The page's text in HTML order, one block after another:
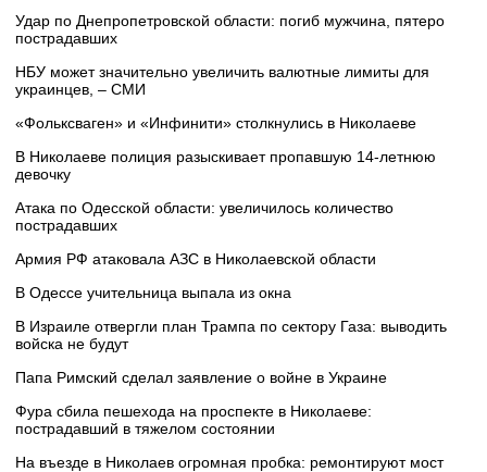
Удар по Днепропетровской области: погиб мужчина, пятеро
пострадавших
НБУ может значительно увеличить валютные лимиты для
украинцев, – СМИ
«Фольксваген» и «Инфинити» столкнулись в Николаеве
В Николаеве полиция разыскивает пропавшую 14-летнюю
девочку
Атака по Одесской области: увеличилось количество
пострадавших
Армия РФ атаковала АЗС в Николаевской области
В Одессе учительница выпала из окна
В Израиле отвергли план Трампа по сектору Газа: выводить
войска не будут
Папа Римский сделал заявление о войне в Украине
Фура сбила пешехода на проспекте в Николаеве:
пострадавший в тяжелом состоянии
На въезде в Николаев огромная пробка: ремонтируют мост